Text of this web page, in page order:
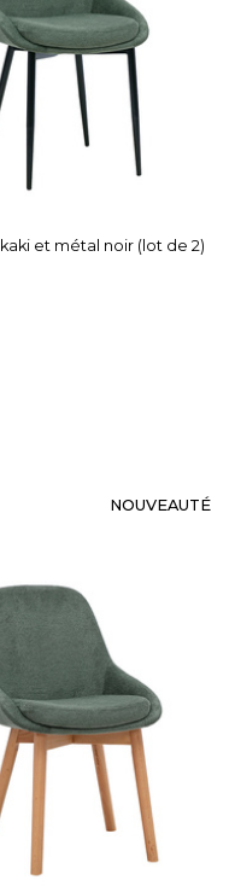
et métal noir (lot de 2)
NOUVEAUTÉ